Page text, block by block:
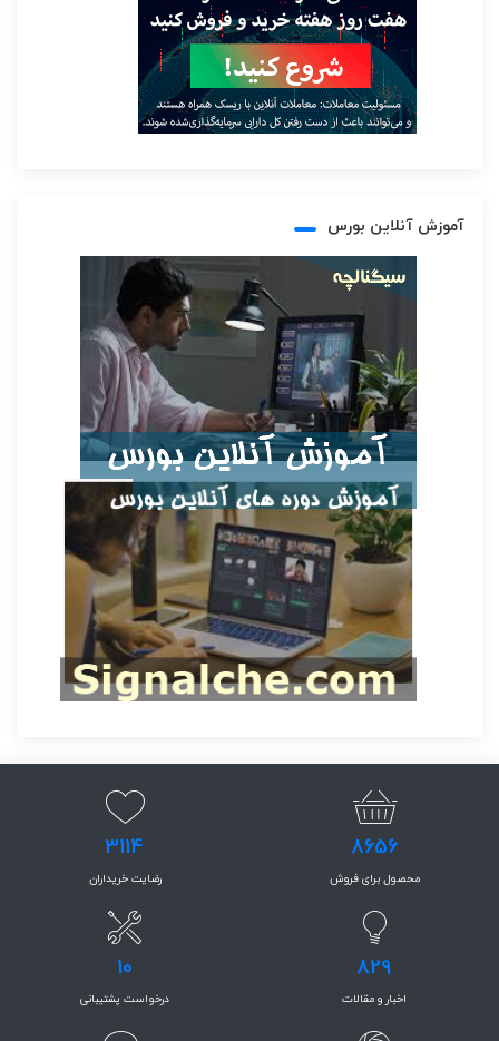
آموزش آنلاین بورس
8656
محصول برای فروش
3114
رضایت خریداران
829
اخبار و مقالات
10
درخواست پشتیبانی